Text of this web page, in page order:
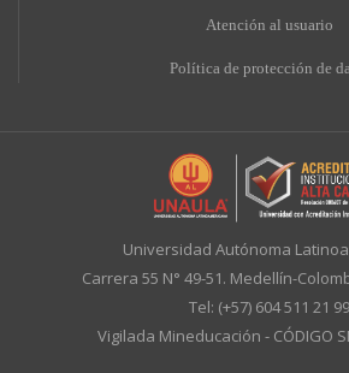
Atención al usuario
Política de protección de
Universidad Autónoma
Carrera 55 N° 49-51. Medellín-
Tel: (+57) 604 511 21 99
Vigilada Mineducación - CÓDIGO